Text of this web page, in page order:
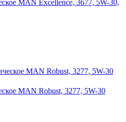
MAN Excellence, 3677, 5W-30,
MAN Robust, 3277, 5W-30